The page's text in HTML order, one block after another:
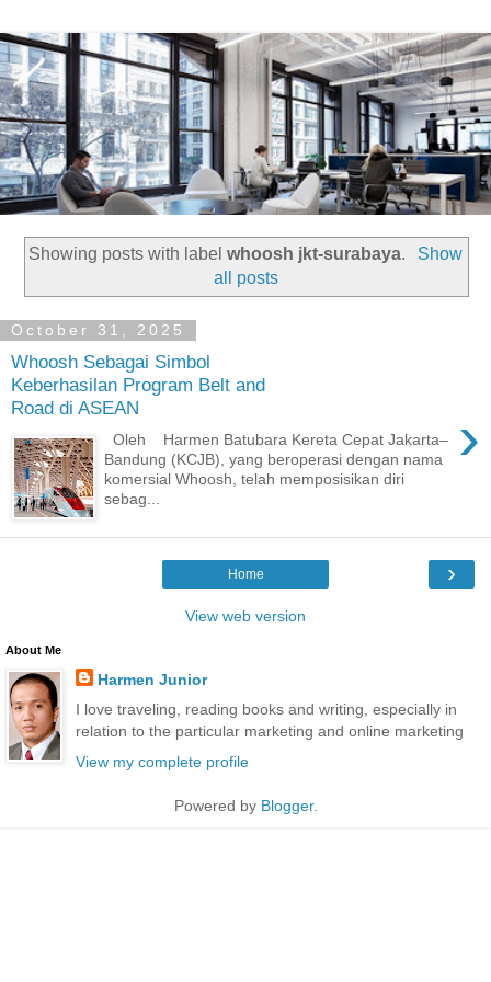
Showing posts with labelwhoosh jkt-surabaya.
Show
all posts
October 31, 2025
Whoosh Sebagai Simbol
Keberhasilan Program Belt and
Road di ASEAN
›
Oleh Harmen Batubara Kereta Cepat Jakarta–
Bandung (KCJB), yang beroperasi dengan nama
komersial Whoosh, telah memposisikan diri
sebag...
›
Home
View web version
About Me
Harmen Junior
I love traveling, reading books and writing, especially in
relation to the particular marketing and online marketing
View my complete profile
Powered by Blogger.